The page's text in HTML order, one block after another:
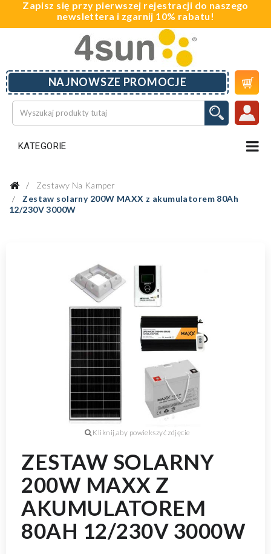
Zapisz się przy pierwszej rejestracji do naszego
newslettera i zgarnij 10% rabatu!
KATEGORIE
NAJNOWSZE PROMOCJE 
Zestawy Na Kamper
Zestaw solarny 200W MAXX z akumulatorem 80Ah
12/230V 3000W
ZESTAW SOLARNY
200W MAXX Z
AKUMULATOREM
80AH 12/230V 3000W